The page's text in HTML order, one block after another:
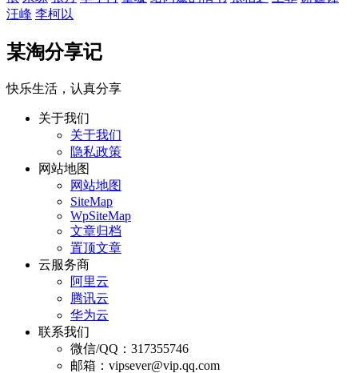
汪峰 李柯以
某淘分享记
快乐生活，认真分享
关于我们
关于我们
隐私政策
网站地图
网站地图
SiteMap
WpSiteMap
文章归档
置顶文章
云服务商
阿里云
腾讯云
华为云
联系我们
微信/QQ：317355746
邮箱：vipsever@vip.qq.com